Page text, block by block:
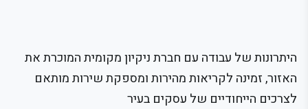
היתרונות של עבודה עם חברת ניקיון מקומית המוכרת את
האזור, זמינה לקריאות מהירות ומספקת שירות מותאם
לצרכים הייחודיים של עסקים בעיר